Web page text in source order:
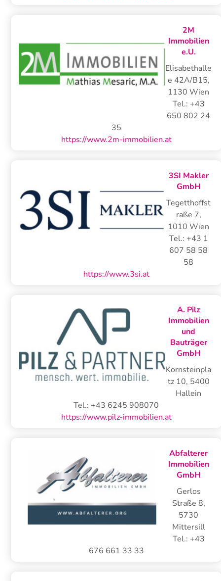
2M
Immobilien
e.U.
Elisabethalle
e 42A/B15,
1130 Wien
Tel.: +43
650 802 24
35
https://www.2m-immobilien.at
3SI Makler
GmbH
Tegetthoffst
raße 7,
1010 Wien
Tel.: +43 1
607 58 58
58
https://www.3si.at
A. Pilz
Immobilien
und
Bauträger
GmbH
Kornsteinpla
tz 10, 5400
Hallein
Tel.: +43 6245 908070
https://www.pilz-immobilien.at
Abfalterer
Immobilien
GmbH
Gerlos
Straße 8,
5730
Mittersill
Tel.: +43
676 661 33 33